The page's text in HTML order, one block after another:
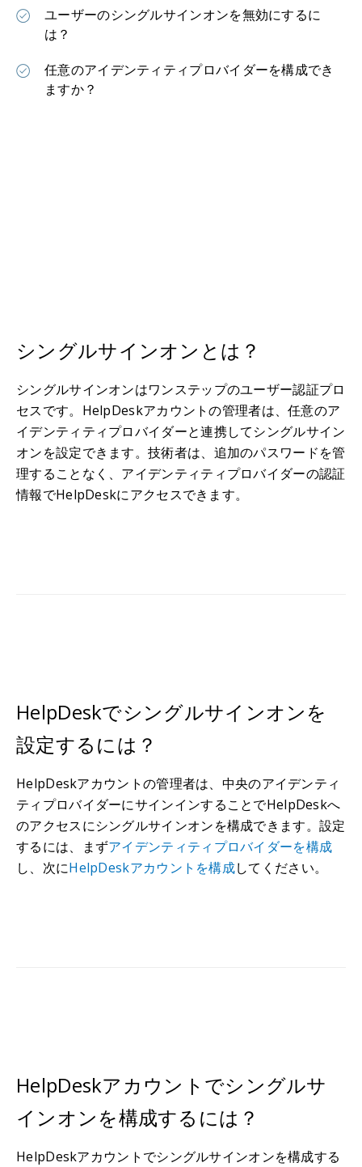
ユーザーのシングルサインオンを無効にするに
は？
任意のアイデンティティプロバイダーを構成でき
ますか？
シングルサインオンとは？
シングルサインオンはワンステップのユーザー認証プロ
セスです。HelpDeskアカウントの管理者は、任意のア
イデンティティプロバイダーと連携してシングルサイン
オンを設定できます。技術者は、追加のパスワードを管
理することなく、アイデンティティプロバイダーの認証
情報でHelpDeskにアクセスできます。
HelpDeskでシングルサインオンを
設定するには？
HelpDeskアカウントの管理者は、中央のアイデンティ
ティプロバイダーにサインインすることでHelpDeskへ
のアクセスにシングルサインオンを構成できます。設定
するには、まずアイデンティティプロバイダーを構成
し、次にHelpDeskアカウントを構成してください。
HelpDeskアカウントでシングルサ
インオンを構成するには？
HelpDeskアカウントでシングルサインオンを構成する